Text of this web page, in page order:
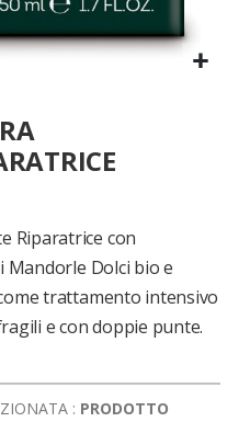
Riparatrice con
Mandorle Dolci bio e
trattamento intensivo
e con doppie punte.
: PRODOTTO